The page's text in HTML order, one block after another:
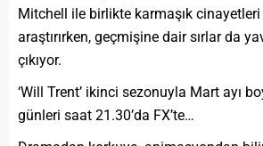
Mitchell ile birlikte karmaşık cinayetleri
araştırırken, geçmişine dair sırlar da
çıkıyor.
‘Will Trent’ ikinci sezonuyla Mart ayı
günleri saat 21.30’da FX’te…